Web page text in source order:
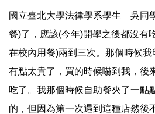
國立臺北大學法律學系學生 吳同
餐)了，應該(今年)開學之後都沒有
在校內用餐)兩到三次。那個時候我
有點太貴了，買的時候嚇到我，後
吃了。我那個時候自助餐夾了一點
的，但因為第一次遇到這種店然後